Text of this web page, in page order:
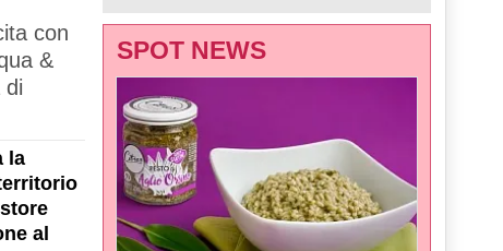
con
&
di
la
al
SPOT NEWS